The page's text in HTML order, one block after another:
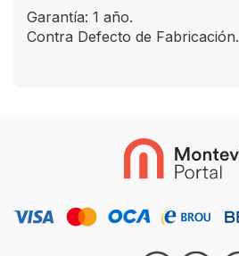
Garantía: 1 año.
Contra Defecto de Fabricación.